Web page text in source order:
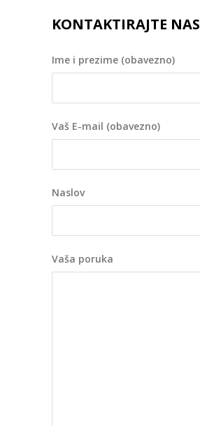
KONTAKTIRAJTE NAS
Ime i prezime (obavezno)
Vaš E-mail (obavezno)
Naslov
Vaša poruka